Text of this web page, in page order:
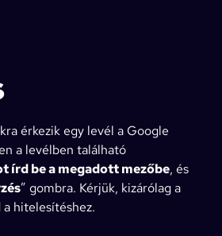
érkezik egy levél a Google
a levélben található
írd be a megadott mezőbe, és
” gombra. Kérjük, kizárólag a
a hitelesítéshez.